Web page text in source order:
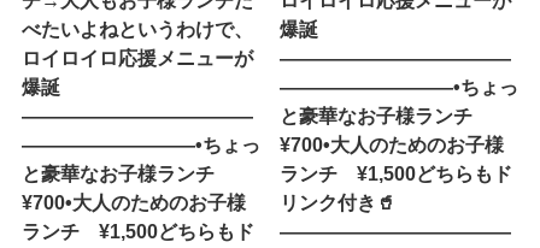
べたいよね︎というわけで、
ロイロイロ応援メニューが
爆誕
————————————
—————————•ちょっ
と豪華なお子様ランチ
¥700•大人のためのお子様
ランチ ¥1,500どちらもド
爆誕
————————————
—————————•ちょっ
と豪華なお子様ランチ
¥700•大人のためのお子様
ランチ ¥1,500どちらもド
リンク付き🥤
————————————